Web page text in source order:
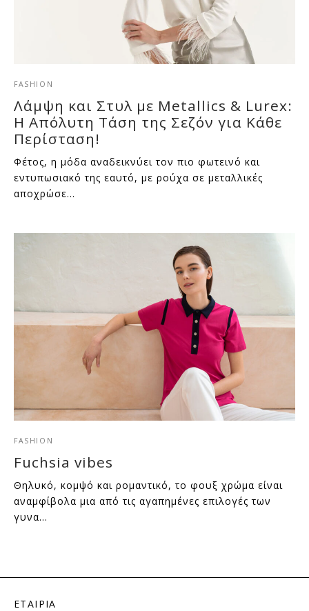
FASHION
Λάμψη και Στυλ με Metallics & Lurex:
Η Απόλυτη Τάση της Σεζόν για Κάθε
Περίσταση!
Φέτος, η μόδα αναδεικνύει τον πιο φωτεινό και
εντυπωσιακό της εαυτό, με ρούχα σε μεταλλικές
αποχρώσε…
FASHION
Fuchsia vibes
Θηλυκό, κομψό και ρομαντικό, το φουξ χρώμα είναι
αναμφίβολα μια από τις αγαπημένες επιλογές των
γυνα…
ΕΤΑΙΡΙΑ